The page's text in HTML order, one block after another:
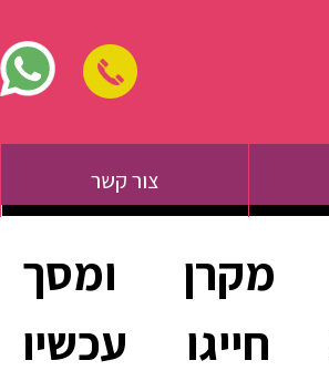
צור קשר
מקרן ומסך
חייגו עכשיו